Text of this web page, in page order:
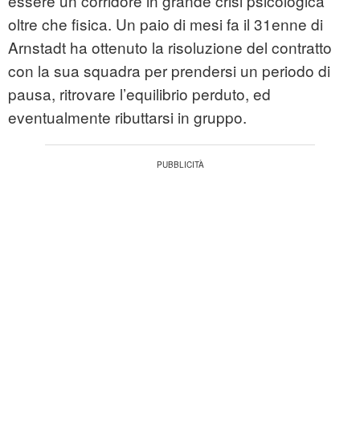
oltre che fisica. Un paio di mesi fa il 31enne di
Arnstadt ha ottenuto la risoluzione del contratto
con la sua squadra per prendersi un periodo di
pausa, ritrovare l’equilibrio perduto, ed
eventualmente ributtarsi in gruppo.